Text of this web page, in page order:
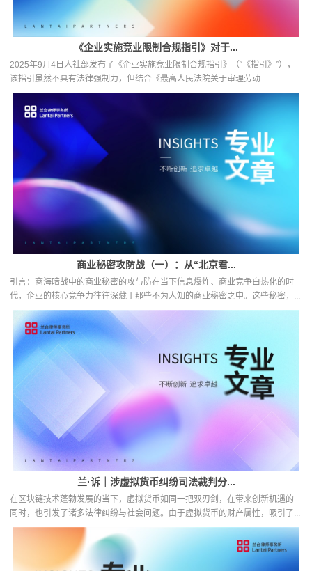
《企业实施竞业限制合规指引》对于...
2025年9月4日人社部发布了《企业实施竞业限制合规指引》（“《指引》”），
该指引虽然不具有法律强制力，但结合《最高人民法院关于审理劳动...
商业秘密攻防战（一）：从“北京君...
引言：商海暗战中的商业秘密的攻与防在当下信息爆炸、商业竞争白热化的时
代，企业的核心竞争力往往深藏于那些不为人知的商业秘密之中。这些秘密，...
兰·诉｜涉虚拟货币纠纷司法裁判分...
在区块链技术蓬勃发展的当下，虚拟货币如同一把双刃剑，在带来创新机遇的
同时，也引发了诸多法律纠纷与社会问题。由于虚拟货币的财产属性，吸引了...